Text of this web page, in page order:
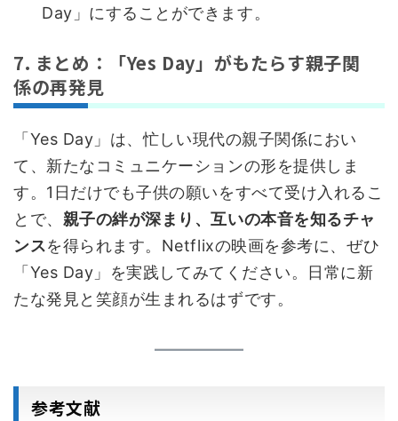
Day」にすることができます。
7. まとめ：「Yes Day」がもたらす親子関
係の再発見
「Yes Day」は、忙しい現代の親子関係におい
て、新たなコミュニケーションの形を提供しま
す。1日だけでも子供の願いをすべて受け入れるこ
とで、 親子の絆が深まり、互いの本音を知るチャ
ンスを得られます。Netflixの映画を参考に、ぜひ
「Yes Day」を実践してみてください。日常に新
たな発見と笑顔が生まれるはずです。
参考文献